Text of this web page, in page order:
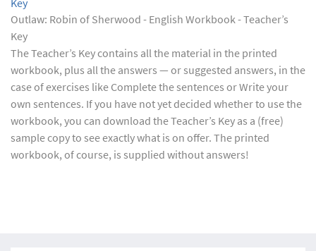
Key
Outlaw: Robin of Sherwood - English Workbook - Teacher’s
Key
The Teacher’s Key contains all the material in the printed
workbook, plus all the answers — or suggested answers, in the
case of exercises like Complete the sentences or Write your
own sentences. If you have not yet decided whether to use the
workbook, you can download the Teacher’s Key as a (free)
sample copy to see exactly what is on offer. The printed
workbook, of course, is supplied without answers!